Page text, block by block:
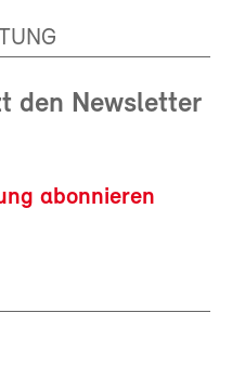
den Newsletter
abonnieren